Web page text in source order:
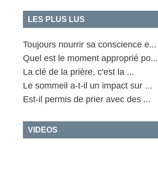
LES PLUS LUS
Toujours nourrir sa conscience e...
Quel est le moment approprié po...
La clé de la prière, c'est la ...
Le sommeil a-t-il un impact sur ...
Est-il permis de prier avec des ...
VIDEOS